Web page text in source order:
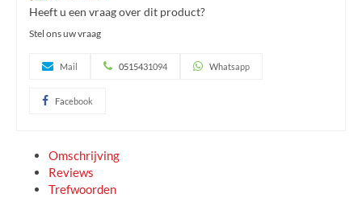
Heeft u een vraag over dit product?
Stel ons uw vraag
Mail 0515431094 Whatsapp
Facebook
Omschrijving
Reviews
Trefwoorden